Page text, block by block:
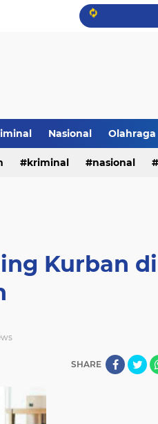
Nasional Olahraga
kriminal nasional
Kurban di
SHARE